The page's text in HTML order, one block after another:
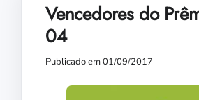
Vencedores do
04
Publicado em 01/09/2017